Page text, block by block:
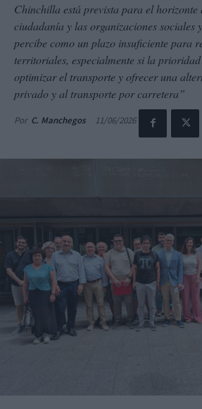
Chinchilla está prevista para el horizonte
ciudadanía y las organizaciones sociales
percibe como un plazo insuficiente para
territoriales, especialmente si la
optimizar el transporte y ofrecer una
privado y al transporte por carretera”
Por C. Manchegos 11/06/2026